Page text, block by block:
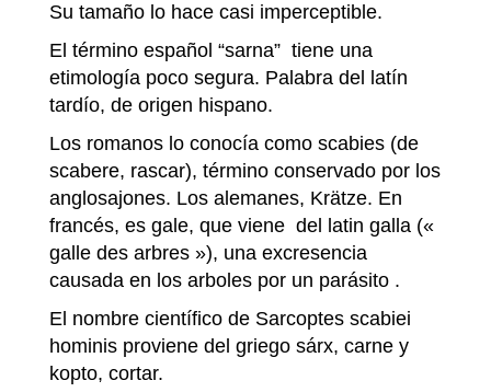
Su tamaño lo hace casi imperceptible.
El término español “sarna” tiene una
etimología poco segura. Palabra del latín
tardío, de origen hispano.
Los romanos lo conocía como scabies (de
scabere, rascar), término conservado por los
anglosajones. Los alemanes, Krätze. En
francés, es gale, que viene del latin galla («
galle des arbres »), una excresencia
causada en los arboles por un parásito .
El nombre científico de Sarcoptes scabiei
hominis proviene del griego sárx, carne y
kopto, cortar.